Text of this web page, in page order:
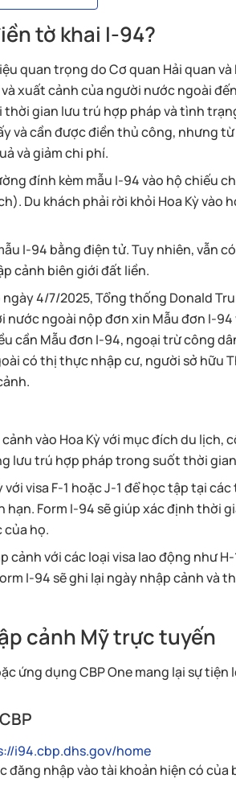
tờ khai I-94?
quan trọng do Cơ quan Hải quan
xuất cảnh của người nước ngoài
gian lưu trú hợp pháp và tình
và cần được điền thủ công, nhưng từ
và giảm chi phí.
đính kèm mẫu I-94 vào hộ chiếu
Du khách phải rời khỏi Hoa Kỳ vào
I-94 bằng điện tử. Tuy nhiên, vẫn
cảnh biên giới đất liền.
4/7/2025, Tổng thống Donald
ngoài nộp đơn xin Mẫu đơn I-94
cần Mẫu đơn I-94, ngoại trừ công
có thị thực nhập cư, người sở hữu
vào Hoa Kỳ với mục đích du lịch,
lưu trú hợp pháp trong suốt thời gian
visa F-1 hoặc J-1 để học tập tại
Form I-94 sẽ giúp xác định thời
họ.
với các loại visa lao động như H-
I-94 sẽ ghi lại ngày nhập cảnh và
cảnh Mỹ trực tuyến
ứng dụng CBP One mang lại sự tiện
i94.cbp.dhs.gov/home
nhập vào tài khoản hiện có của